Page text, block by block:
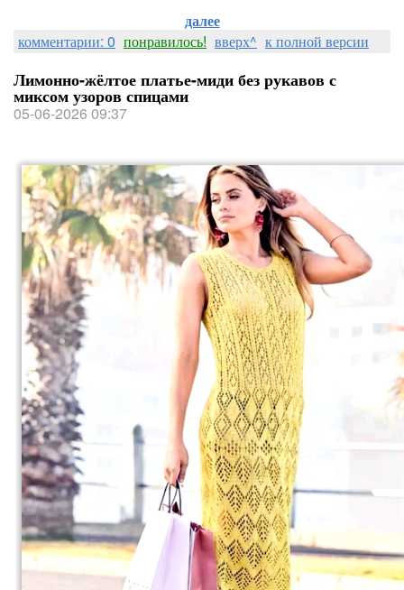
далее
комментарии: 0 понравилось! вверх^ к полной версии
Лимонно-жёлтое платье-миди без рукавов с
миксом узоров спицами
05-06-2026 09:37